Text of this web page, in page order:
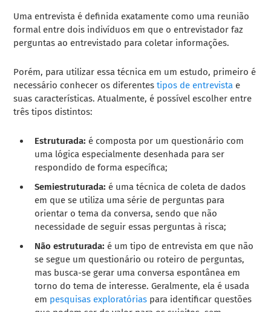
Uma entrevista é definida exatamente como uma reunião
formal entre dois indivíduos em que o entrevistador faz
perguntas ao entrevistado para coletar informações.
Porém, para utilizar essa técnica em um estudo, primeiro é
necessário conhecer os diferentes tipos de entrevista e
suas características. Atualmente, é possível escolher entre
três tipos distintos:
Estruturada: é composta por um questionário com
uma lógica especialmente desenhada para ser
respondido de forma específica;
Semiestruturada: é uma técnica de coleta de dados
em que se utiliza uma série de perguntas para
orientar o tema da conversa, sendo que não
necessidade de seguir essas perguntas à risca;
Não estruturada: é um tipo de entrevista em que não
se segue um questionário ou roteiro de perguntas,
mas busca-se gerar uma conversa espontânea em
torno do tema de interesse. Geralmente, ela é usada
em pesquisas exploratórias para identificar questões